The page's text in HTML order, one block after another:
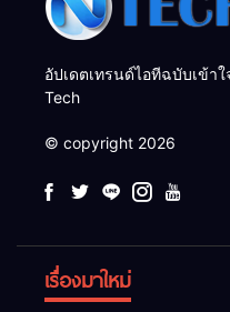
อัปเดตเทรนด์ไอทีฉบับเข้า
Tech
© copyright 2026
เรื่องมาใหม่